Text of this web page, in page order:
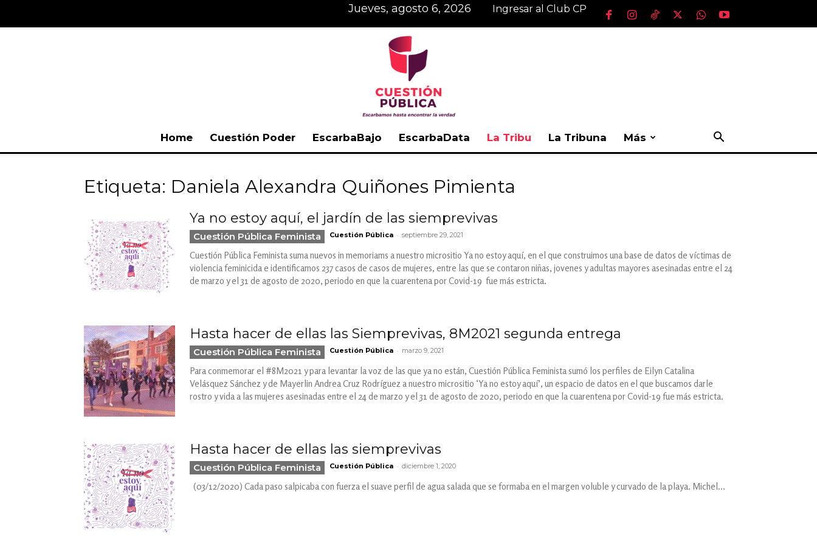
jueves, agosto 6, 2026 Ingresar al Club CP
Pública
Home Cuestión Poder EscarbaBajo EscarbaData La Tribu La Tribuna Más
Etiqueta: Daniela Alexandra Quiñones Pimienta
Ya no estoy aquí, el jardín de las siemprevivas
Cuestión Pública Feminista Cuestión Pública - septiembre 29, 2021
Cuestión Pública Feminista suma nuevos in memoriams a nuestro micrositio Ya no estoy aquí, en el que construimos una base de datos de víctimas de
violencia feminicida e identificamos 237 casos de casos de mujeres, entre las que se contaron niñas, jovenes y adultas mayores asesinadas entre el 24
de marzo y el 31 de agosto de 2020, periodo en que la cuarentena por Covid-19 fue más estricta.
Hasta hacer de ellas las Siemprevivas, 8M2021 segunda entrega
Cuestión Pública Feminista Cuestión Pública - marzo 9, 2021
Para conmemorar el #8M2021 y para levantar la voz de las que ya no están, Cuestión Pública Feminista sumó los perfiles de Eilyn Catalina
Velásquez Sánchez y de Mayerlin Andrea Cruz Rodríguez a nuestro micrositio ‘Ya no estoy aquí’, un espacio de datos en el que buscamos darle
rostro y vida a las mujeres asesinadas entre el 24 de marzo y el 31 de agosto de 2020, periodo en que la cuarentena por Covid-19 fue más estricta.
Hasta hacer de ellas las siemprevivas
Cuestión Pública Feminista Cuestión Pública - diciembre 1, 2020
(03/12/2020) Cada paso salpicaba con fuerza el suave perfil de agua salada que se formaba en el margen voluble y curvado de la playa. Michel...